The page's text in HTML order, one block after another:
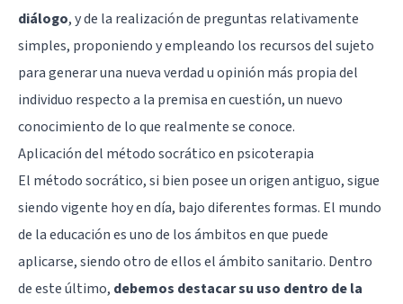
diálogo, y de la realización de preguntas relativamente
simples, proponiendo y empleando los recursos del sujeto
para generar una nueva verdad u opinión más propia del
individuo respecto a la premisa en cuestión, un nuevo
conocimiento de lo que realmente se conoce.
Aplicación del método socrático en psicoterapia
El método socrático, si bien posee un origen antiguo, sigue
siendo vigente hoy en día, bajo diferentes formas. El mundo
de la educación es uno de los ámbitos en que puede
aplicarse, siendo otro de ellos el ámbito sanitario. Dentro
de este último, debemos destacar su uso dentro de la